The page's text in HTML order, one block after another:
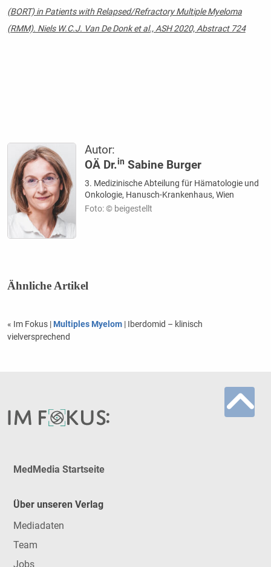
(BORT) in Patients with Relapsed/Refractory Multiple Myeloma
(RMM). Niels W.C.J. Van De Donk et al., ASH 2020, Abstract 724
Autor:
OÄ Dr.in Sabine Burger
3. Medizinische Abteilung für Hämatologie und
Onkologie, Hanusch-Krankenhaus, Wien
Foto: © beigestellt
Ähnliche Artikel
« Im Fokus | Multiples Myelom| Iberdomid – klinisch
vielversprechend
MedMedia Startseite
Über unseren Verlag
Mediadaten
Team
Jobs